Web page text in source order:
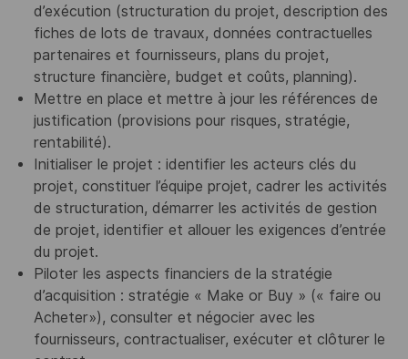
d’exécution (structuration du projet, description des
fiches de lots de travaux, données contractuelles
partenaires et fournisseurs, plans du projet,
structure financière, budget et coûts, planning).
Mettre en place et mettre à jour les références de
justification (provisions pour risques, stratégie,
rentabilité).
Initialiser le projet : identifier les acteurs clés du
projet, constituer l’équipe projet, cadrer les activités
de structuration, démarrer les activités de gestion
de projet, identifier et allouer les exigences d’entrée
du projet.
Piloter les aspects financiers de la stratégie
d’acquisition : stratégie « Make or Buy » (« faire ou
Acheter»), consulter et négocier avec les
fournisseurs, contractualiser, exécuter et clôturer le